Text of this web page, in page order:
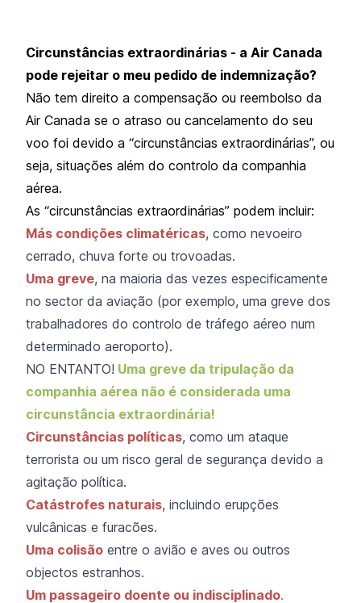
Circunstâncias extraordinárias - a Air Canada
pode rejeitar o meu pedido de indemnização?
Não tem direito a compensação ou reembolso da
Air Canada se o atraso ou cancelamento do seu
voo foi devido a “circunstâncias extraordinárias”, ou
seja, situações além do controlo da companhia
aérea.
As “circunstâncias extraordinárias” podem incluir:
Más condições climatéricas, como nevoeiro
cerrado, chuva forte ou trovoadas.
Uma greve, na maioria das vezes especificamente
no sector da aviação (por exemplo, uma greve dos
trabalhadores do controlo de tráfego aéreo num
determinado aeroporto).
NO ENTANTO! Uma greve da tripulação da
companhia aérea não é considerada uma
circunstância extraordinária!
Circunstâncias políticas, como um ataque
terrorista ou um risco geral de segurança devido a
agitação política.
Catástrofes naturais, incluindo erupções
vulcânicas e furacões.
Uma colisão entre o avião e aves ou outros
objectos estranhos.
Um passageiro doente ou indisciplinado.